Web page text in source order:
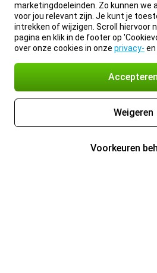
marketingdoeleinden. Zo kunnen we
voor jou relevant zijn. Je kunt je
intrekken of wijzigen. Scroll hiervoor
pagina en klik in de footer op
over onze cookies in onze privacy- en
Accepteren
Weigeren
Voorkeuren